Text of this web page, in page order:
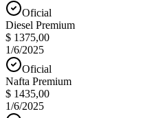
Oficial
Diesel Premium
$ 1375,00
1/6/2025
Oficial
Nafta Premium
$ 1435,00
1/6/2025